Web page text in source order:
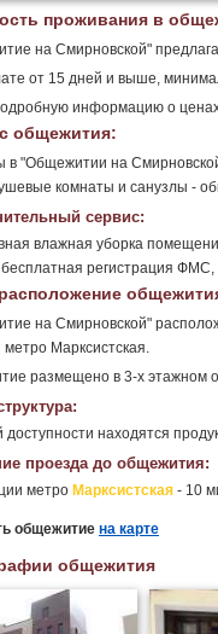
проживания в
на Смирновской"
от 15 дней и выше,
информацию о
общежития:
в "Общежитии на
комнаты и санузлы -
сервис:
влажная уборка
регистрация ФМС,
на Смирновской"
метро Марксистская.
размещено в 3-х этажном
находятся
проезда до общежития:
метро Марксистская - 10
общежитие на карте
общежития